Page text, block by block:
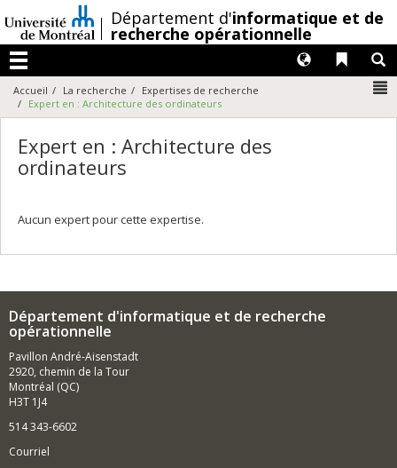
au
contenu
/Département d'informatique et de
recherche opérationnelle
Menu
Liens
Langues
Accueil La recherche
Expertises de recherche
Expert en : Architecture des ordinateurs
Expert en : Architecture des
ordinateurs
Aucun expert pour cette expertise.
Département d'informatique et de recherche
opérationnelle
Pavillon André-Aisenstadt
2920, chemin de la Tour
Montréal (QC)
H3T 1J4
514 343-6602
Courriel